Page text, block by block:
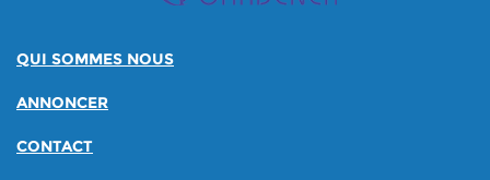
QUI SOMMES NOUS
ANNONCER
CONTACT